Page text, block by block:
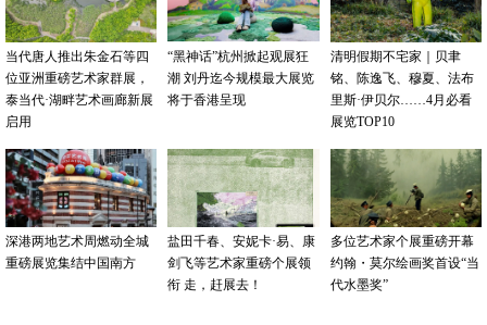
当代唐人推出朱金石等四
位亚洲重磅艺术家群展，
泰当代·湖畔艺术画廊新展
启用
“黑神话”杭州掀起观展狂
潮 刘丹迄今规模最大展览
将于香港呈现
清明假期不宅家｜贝聿
铭、陈逸飞、穆夏、法布
里斯·伊贝尔……4月必看
展览TOP10
深港两地艺术周燃动全城
重磅展览集结中国南方
盐田千春、安妮卡·易、康
剑飞等艺术家重磅个展领
衔 走，赶展去！
多位艺术家个展重磅开幕
约翰・莫尔绘画奖首设“当
代水墨奖”